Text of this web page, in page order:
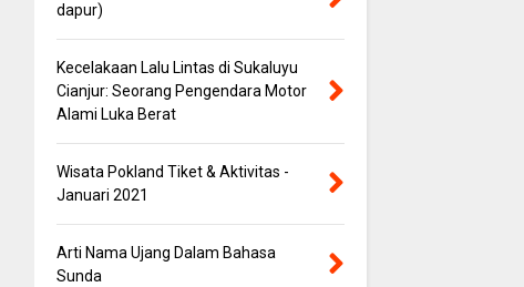
dapur)
Kecelakaan Lalu Lintas di Sukaluyu
Cianjur: Seorang Pengendara Motor
Alami Luka Berat
Wisata Pokland Tiket & Aktivitas -
Januari 2021
Arti Nama Ujang Dalam Bahasa
Sunda